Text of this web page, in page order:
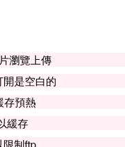
意思，「賠償」
令他」。
詞、虛詞的運用是
二盞燈」，而說
瀏覽上傳
是空白的
存預熱
緩存
限制ftp